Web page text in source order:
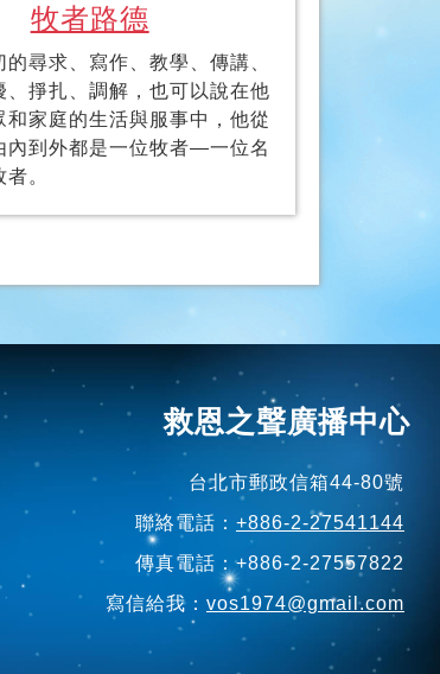
牧者路德
的尋求、寫作、教學、傳講、
、掙扎、調解，也可以說在他
和家庭的生活與服事中，他從
內到外都是一位牧者—一位名
。
救恩之聲廣播中心
台北市郵政信箱44-80號
聯絡電話： +886-2-27541144
傳真電話：+886-2-27557822
寫信給我： vos1974@gmail.com